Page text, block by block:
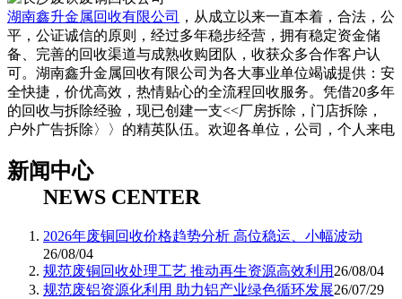
湖南鑫升金属回收有限公司
，从成立以来一直本着，合法，公
平，公证诚信的原则，经过多年稳步经营，拥有稳定资金储
备、完善的回收渠道与成熟收购团队，收获众多合作客户认
可。湖南鑫升金属回收有限公司为各大事业单位竭诚提供：安
全快捷，价优高效，热情贴心的全流程回收服务。凭借20多年
的回收与拆除经验，现已创建一支<<厂房拆除，门店拆除，
户外广告拆除〉〉的精英队伍。欢迎各单位，公司，个人来电
新闻中心
NEWS CENTER
2026年废铜回收价格趋势分析 高位稳运、小幅波动
26/08/04
规范废铜回收处理工艺 推动再生资源高效利用 26/08/04
规范废铝资源化利用 助力铝产业绿色循环发展26/07/29